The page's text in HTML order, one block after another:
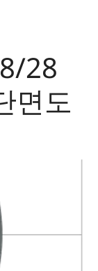
28
면도